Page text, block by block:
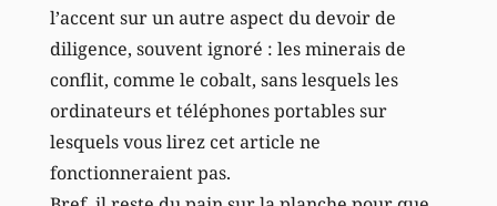
l’accent sur un autre aspect du devoir de
diligence, souvent ignoré : les minerais de
conflit, comme le cobalt, sans lesquels les
ordinateurs et téléphones portables sur
lesquels vous lirez cet article ne
fonctionneraient pas.